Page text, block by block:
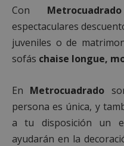
Con Metrocuadrado
espectaculares
juveniles o de
sofás chaise longue,
En Metrocuadrado
persona es única, y
a tu disposición un
ayudarán en la